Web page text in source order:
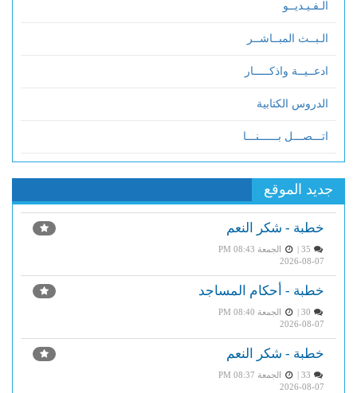
الـفـيـديــو
الـبــث المبــاشــر
ادعــيــة واذكـــــار
الدروس الكتابية
اتـــصـــل بــــــنـــا
جديد الموقع
خطبة - شكر النعم
الجمعة PM 08:43
2026-08-07
خطبة - أحكام المساجد
الجمعة PM 08:40
2026-08-07
خطبة - شكر النعم
الجمعة PM 08:37
2026-08-07